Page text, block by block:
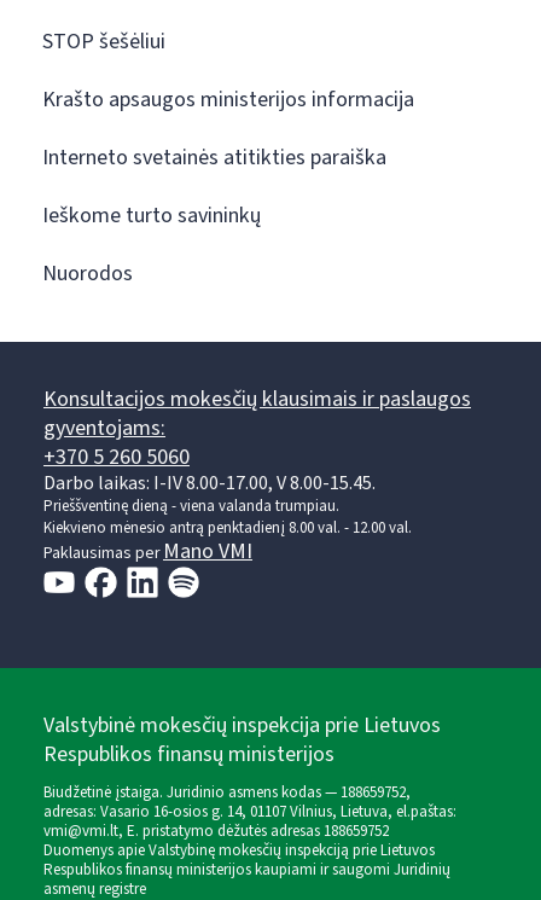
STOP šešėliui
Krašto apsaugos ministerijos informacija
Interneto svetainės atitikties paraiška
Ieškome turto savininkų
Nuorodos
Konsultacijos mokesčių klausimais ir paslaugos
gyventojams:
+370 5 260 5060
Darbo laikas: I-IV 8.00-17.00, V 8.00-15.45.
Prieššventinę dieną - viena valanda trumpiau.
Kiekvieno mėnesio antrą penktadienį 8.00 val. - 12.00 val.
Paklausimas perMano VMI
Valstybinė mokesčių inspekcija prie Lietuvos
Respublikos finansų ministerijos
Biudžetinė įstaiga. Juridinio asmens kodas — 188659752,
adresas: Vasario 16-osios g. 14, 01107 Vilnius, Lietuva, el.paštas:
vmi@vmi.lt, E. pristatymo dėžutės adresas 188659752
Duomenys apie Valstybinę mokesčių inspekciją prie Lietuvos
Respublikos finansų ministerijos kaupiami ir saugomi Juridinių
asmenų registre